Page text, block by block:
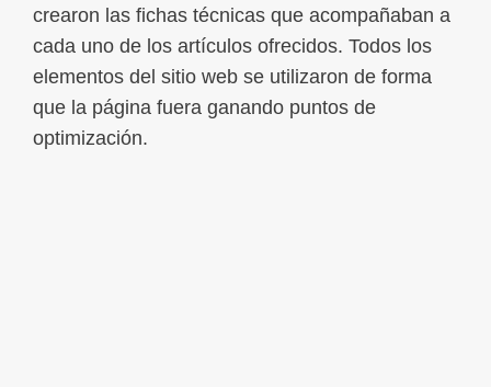
crearon las fichas técnicas que acompañaban a
cada uno de los artículos ofrecidos. Todos los
elementos del sitio web se utilizaron de forma
que la página fuera ganando puntos de
optimización.